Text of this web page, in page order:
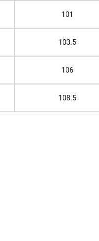
101
103.5
106
108.5